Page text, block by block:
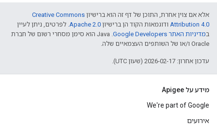
אלא אם צוין אחרת, התוכן של דף זה הוא ברישיון Creative Commons
Attribution 4.0 ודוגמאות הקוד הן ברישיון Apache 2.0. לפרטים, ניתן לעיין
במדיניות האתר Google Developers‏
.‏ Java הוא סימן מסחרי רשום של חברת
Oracle ו/או של השותפים העצמאיים שלה.
עדכון אחרון: 2026-02-17 (שעון UTC).
מידע על Apigee
We're part of Google
אירועים